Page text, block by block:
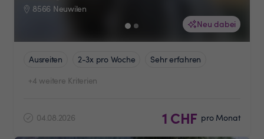
Neu dabei
8566 Neuwilen
Ausreiten 2-3x pro Woche
Sehr erfahren
+4 weitere Kriterien
04.08.2026 1 CHF pro Monat